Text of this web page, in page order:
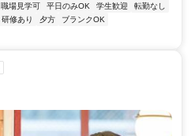
職場見学可 平日のみOK 学生歓迎
転勤なし
研修あり 夕方
ブランクOK